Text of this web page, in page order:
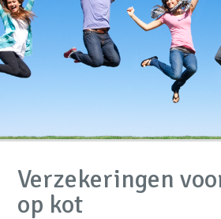
Verzekeringen
op kot